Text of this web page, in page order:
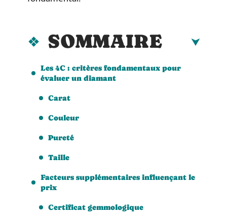
SOMMAIRE
Les 4C : critères fondamentaux pour
évaluer un diamant
Carat
Couleur
Pureté
Taille
Facteurs supplémentaires influençant le
prix
Certificat gemmologique